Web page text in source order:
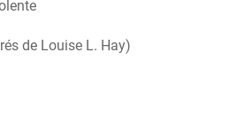
de Louise L. Hay)